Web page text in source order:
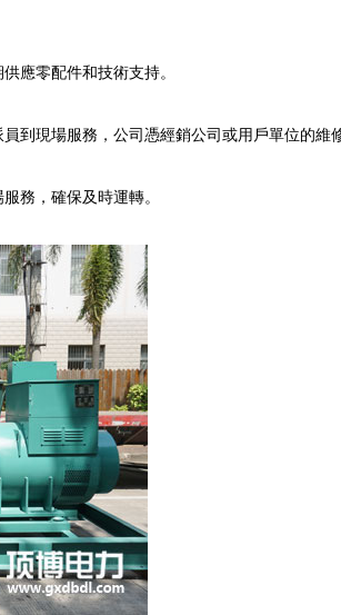
應零配件和技術支持。
到現場服務，公司憑經銷公司或用戶單位的維
務，確保及時運轉。